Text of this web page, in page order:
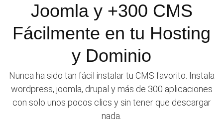
Joomla y +300 CMS
Fácilmente en tu Hosting
y Dominio
Nunca ha sido tan fácil instalar tu CMS favorito. Instala
wordpress, joomla, drupal y más de 300 aplicaciones
con solo unos pocos clics y sin tener que descargar
nada.